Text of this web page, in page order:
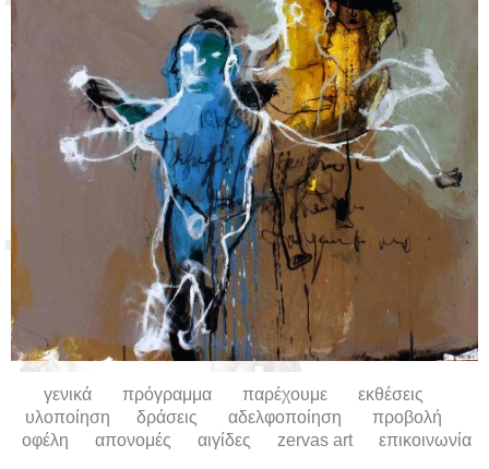
γενικά πρόγραμμα παρέχουμε
εκθέσεις
υλοποίηση
δράσεις αδελφοποίηση
προβολή
οφέλη
απονομές αιγίδες zervas art επικοινωνία